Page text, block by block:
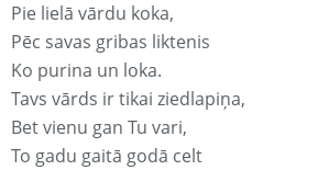
Pie lielā vārdu koka,
Pēc savas gribas liktenis
Ko purina un loka.
Tavs vārds ir tikai ziedlapiņa,
Bet vienu gan Tu vari,
To gadu gaitā godā celt